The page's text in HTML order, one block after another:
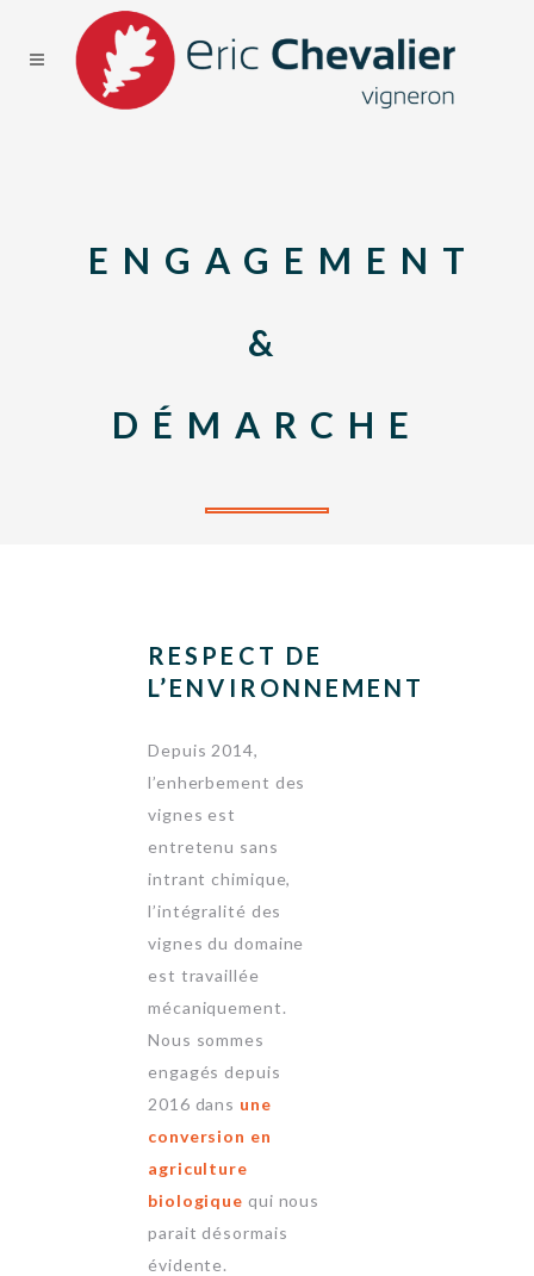
ENGAGEMENT
&
DÉMARCHE
RESPECT DE
L’ENVIRONNEMENT
Depuis 2014,
l’enherbement des
vignes est
entretenu sans
intrant chimique,
l’intégralité des
vignes du domaine
est travaillée
mécaniquement.
Nous sommes
engagés depuis
2016 dans une
conversion en
agriculture
biologique qui nous
parait désormais
évidente.